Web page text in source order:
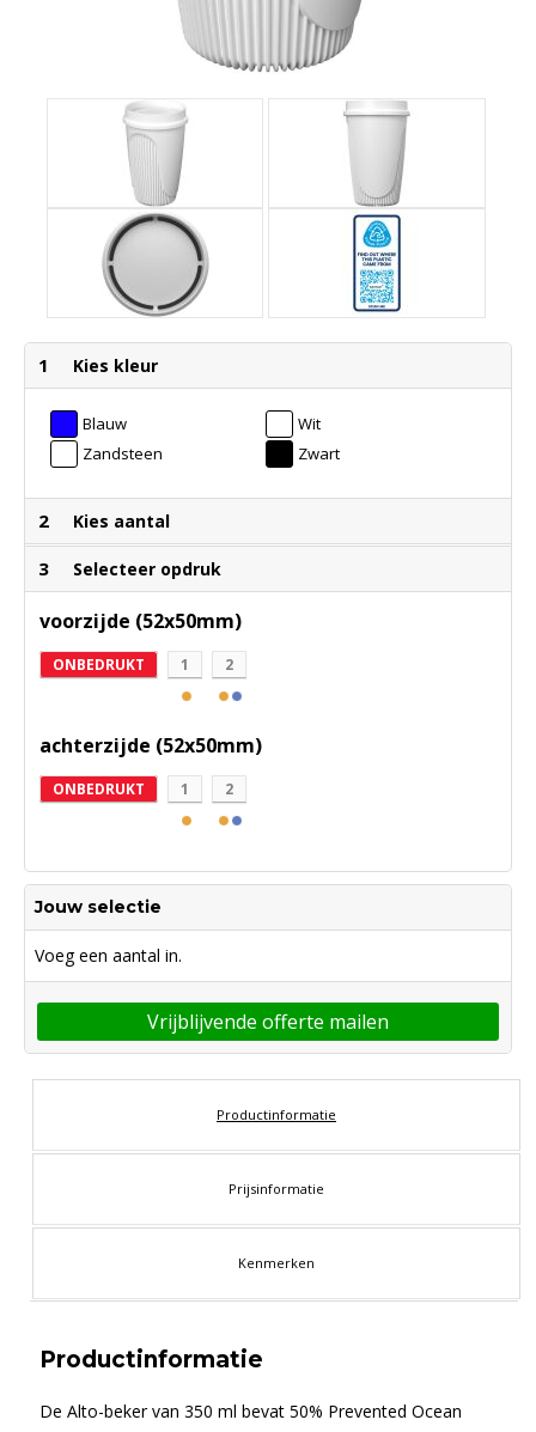
1 Kies kleur
Blauw
Wit
Zandsteen
Zwart
2 Kies aantal
3 Selecteer opdruk
voorzijde (52x50mm)
ONBEDRUKT 1 2
achterzijde (52x50mm)
ONBEDRUKT 1 2
Jouw selectie
Voeg een aantal in.
Vrijblijvende offerte mailen
Productinformatie
Prijsinformatie
Kenmerken
Productinformatie
De Alto-beker van 350 ml bevat 50% Prevented Ocean